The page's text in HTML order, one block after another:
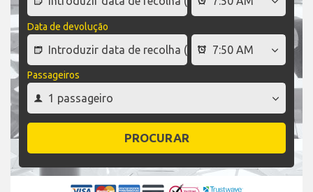
Data de devolução
Passageiros
PROCURAR